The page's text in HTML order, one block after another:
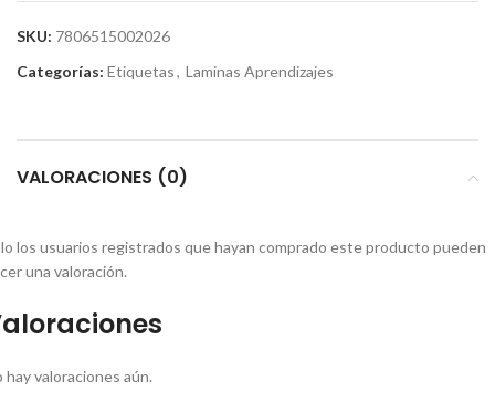
SKU: 7806515002026
Categorías: Etiquetas, Laminas Aprendizajes
VALORACIONES (0)
hay valoraciones aún.
los usuarios registrados que hayan comprado este producto pueden
una valoración.